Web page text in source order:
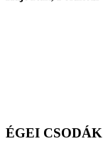
ÉGEI CSODÁK